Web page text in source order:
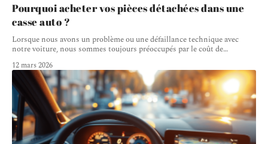
Pourquoi acheter vos pièces détachées dans une
casse auto ?
Lorsque nous avons un problème ou une défaillance technique avec
notre voiture, nous sommes toujours préoccupés par le coût de…
12 mars 2026